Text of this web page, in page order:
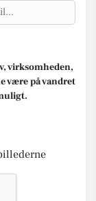
virksomheden,
være på vandret